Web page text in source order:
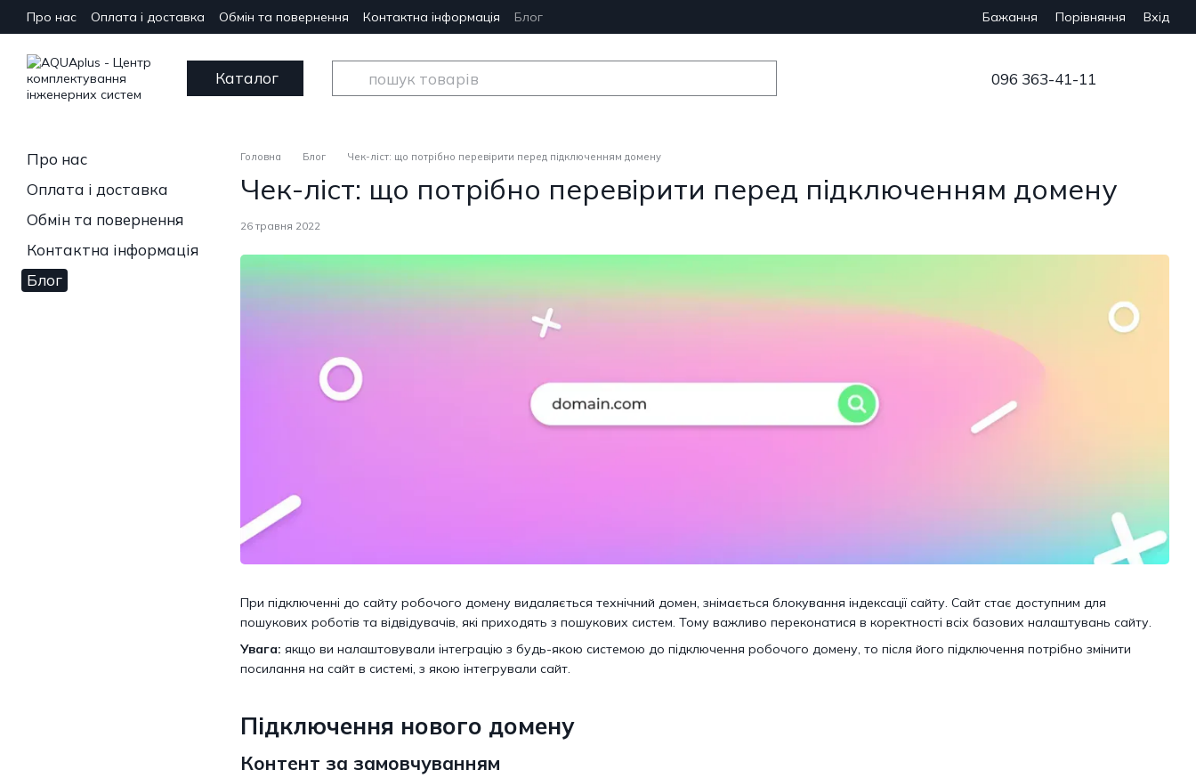
Перейти до основного контенту
Про нас Оплата і доставка Обмін та повернення Контактна інформація Блог Бажання Порівняння Вхід
Каталог 096 363-41-11
Головна Блог Чек-ліст: що потрібно перевірити перед підключенням домену
Чек-ліст: що потрібно перевірити перед підключенням домену
26 травня 2022
При підключенні до сайту робочого домену видаляється технічний домен, знімається блокування індексації сайту. Сайт стає доступним для
пошукових роботів та відвідувачів, які приходять з пошукових систем. Тому важливо переконатися в коректності всіх базових налаштувань сайту.
Увага: якщо ви налаштовували інтеграцію з будь-якою системою до підключення робочого домену, то після його підключення потрібно змінити
посилання на сайт в системі, з якою інтегрували сайт.
Підключення нового домену
Контент за замовчуванням
Про нас
Оплата і доставка
Обмін та повернення
Контактна інформація
Блог